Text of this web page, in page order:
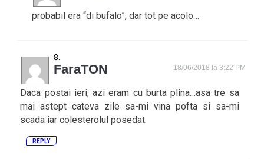
probabil era “di bufalo”, dar tot pe acolo…
FaraTON 18/06/2018 la 3:22 PM
Daca postai ieri, azi eram cu burta plina…asa tre sa
mai astept cateva zile sa-mi vina pofta si sa-mi
scada iar colesterolul posedat.
REPLY